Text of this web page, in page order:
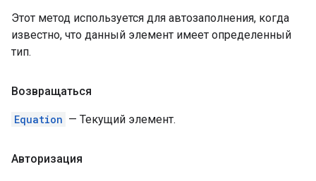
Этот метод используется для автозаполнения, когда
известно, что данный элемент имеет определенный
тип.
Возвращаться
Equation — Текущий элемент.
Авторизация